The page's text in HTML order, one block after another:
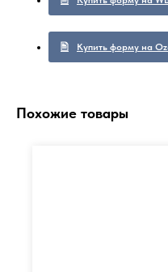
Купить форму на
Похожие товары